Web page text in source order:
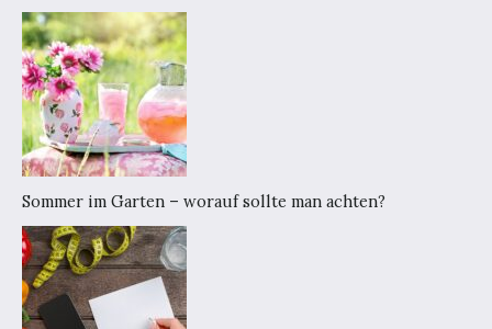
Sommer im Garten – worauf sollte man achten?